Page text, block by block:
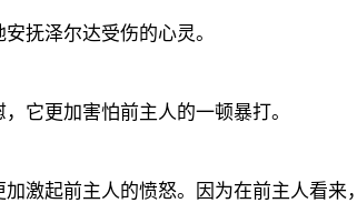
抚泽尔达受伤的心灵。
它更加害怕前主人的一顿暴打。
激起前主人的愤怒。因为在前主人看来，